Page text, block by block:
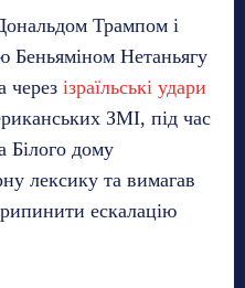
Трампом і
Беньяміном Нетаньягу
через ізраїльські удари
ЗМІ, під час
Білого дому
лексику та вимагав
ескалацію